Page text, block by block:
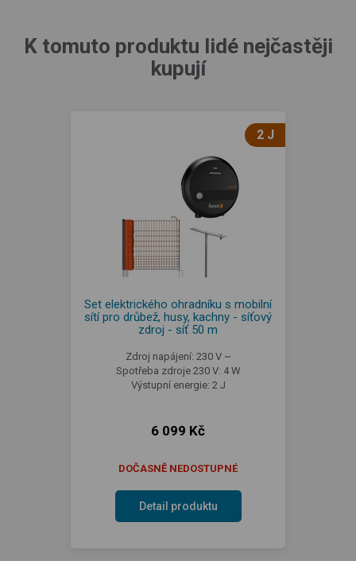
K tomuto produktu lidé nejčastěji
kupují
2 J
Set elektrického ohradníku s mobilní
sítí pro drůbež, husy, kachny - síťový
zdroj - síť 50 m
Zdroj napájení: 230 V ~
Spotřeba zdroje 230 V: 4 W
Výstupní energie: 2 J
6 099 Kč
DOČASNĚ NEDOSTUPNÉ
Detail produktu